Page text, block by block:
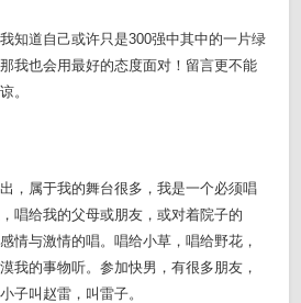
知道自己或许只是300强中其中的一片绿
我也会用最好的态度面对！留言更不能
。
，属于我的舞台很多，我是一个必须唱
唱给我的父母或朋友，或对着院子的
情与激情的唱。唱给小草，唱给野花，
我的事物听。参加快男，有很多朋友，
子叫赵雷，叫雷子。